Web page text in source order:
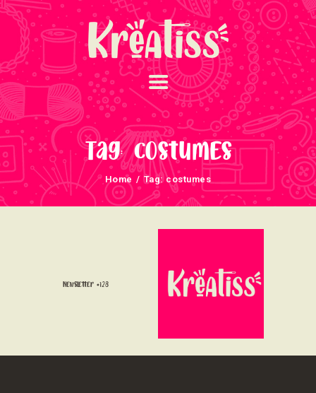
Tag: costumes
Home Tag: costumes
ACCUEIL
NOS UNIVERS
ARRIVAGES
ATELIERS ET
ÉVÈNEMENTS
INFOS ÉVÈNEMENTS
NOUS SOUTENONS
Newsletter #128